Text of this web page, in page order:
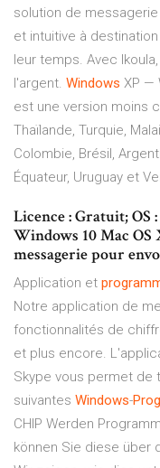
solution de
et intuitive à
leur temps. Avec
l'argent. Windows XP —
est une version moins
Thaïlande, Turquie,
Colombie, Brésil,
Équateur, Uruguay et
Licence : Gratuit;
Windows 10 Mac OS
messagerie pour
Application et
Notre application de
fonctionnalités de
et plus encore.
Skype vous permet de
suivantes Windows-
CHIP Werden
können Sie diese über